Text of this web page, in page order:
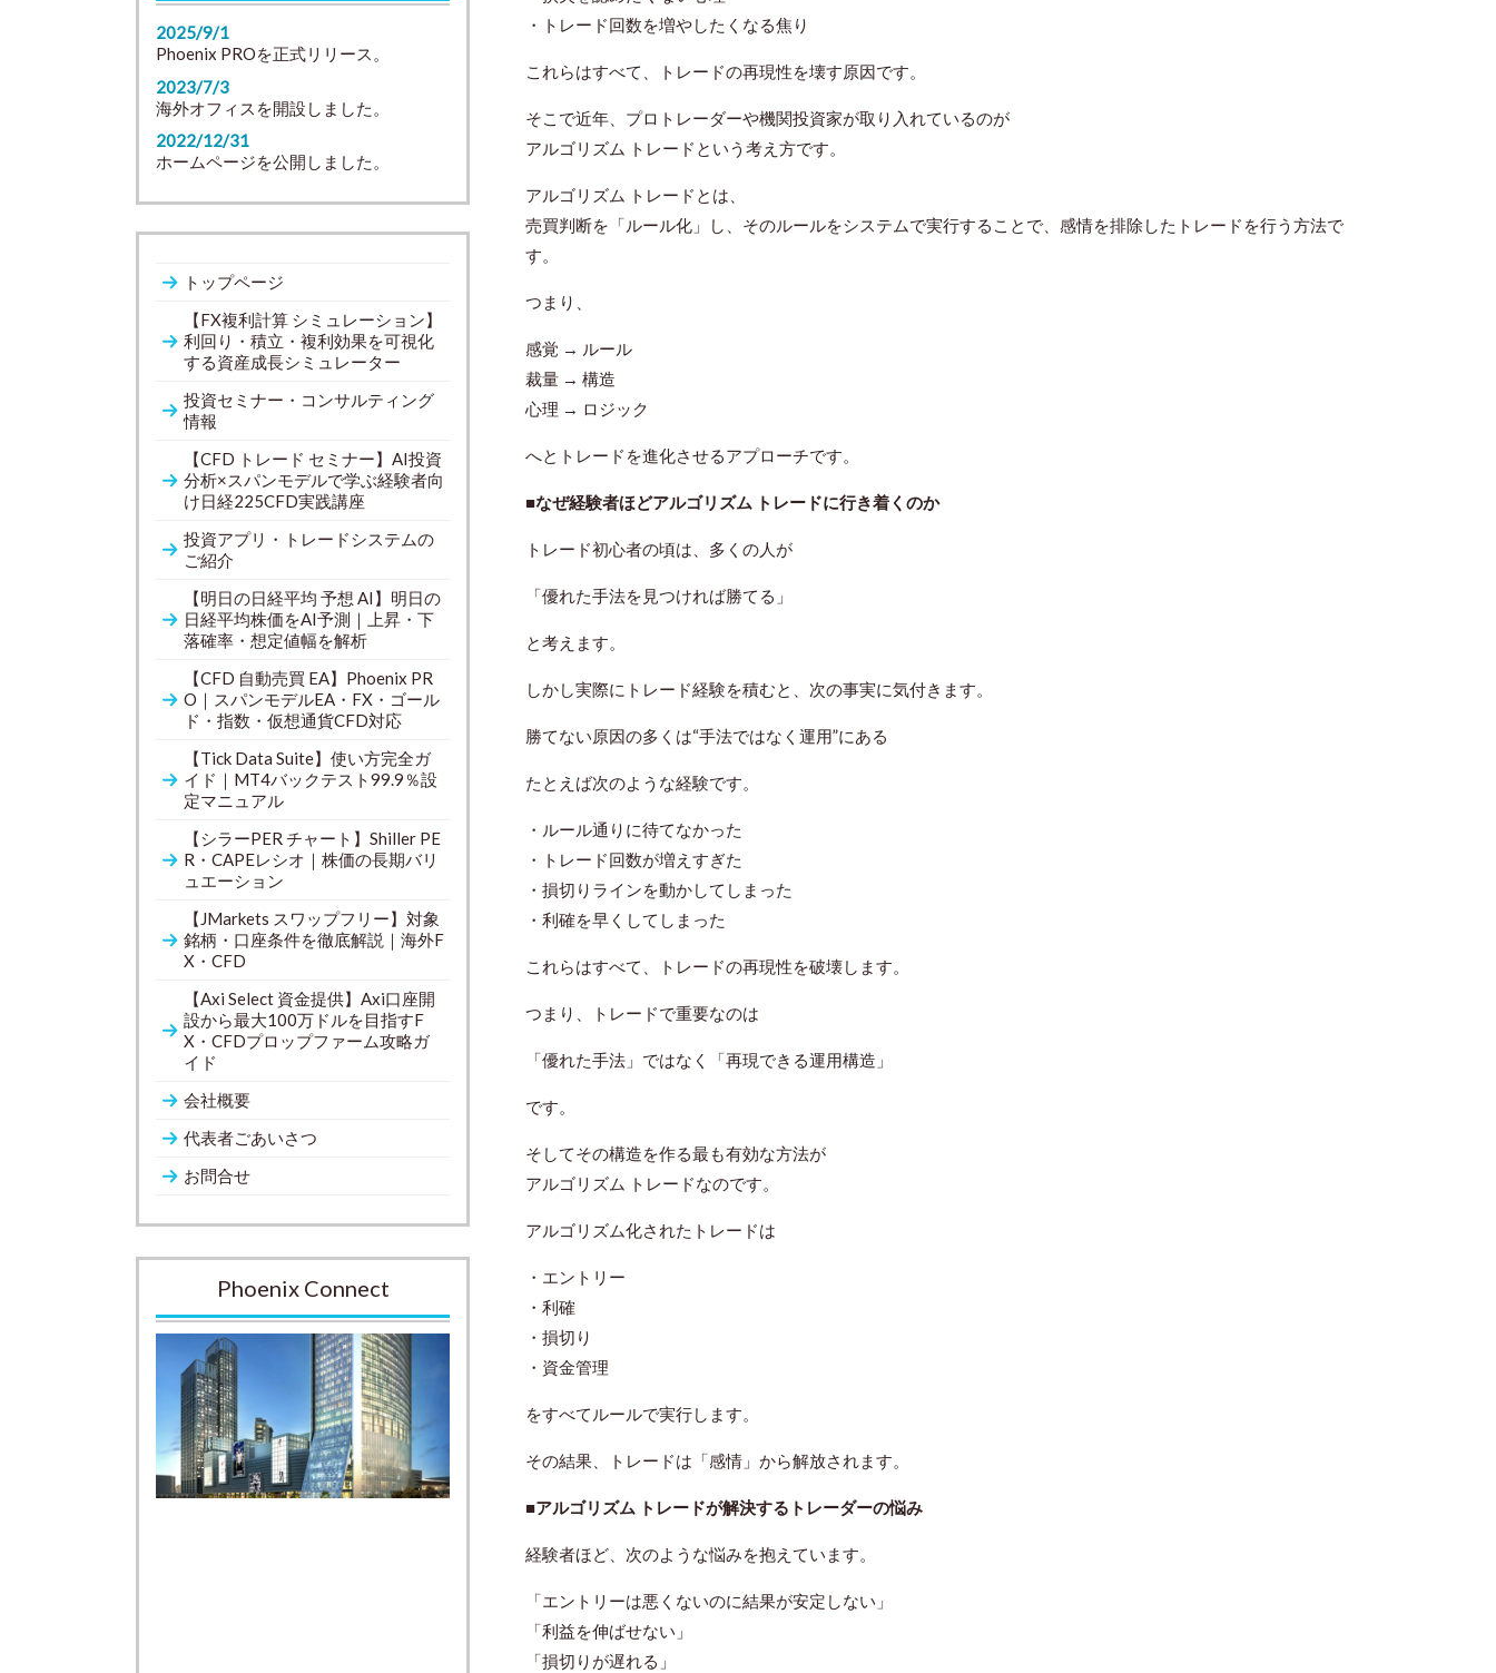
・トレード回数を増やしたくなる焦り
これらはすべて、トレードの再現性を壊す原因です。
そこで近年、プロトレーダーや機関投資家が取り入れているのが
アルゴリズム トレード という考え方です。
アルゴリズム トレードとは、
売買判断を「ルール化」し、そのルールをシステムで実行することで、感情を排除したトレードを行う方法で
す。
つまり、
感覚 → ルール
裁量 → 構造
心理 → ロジック
へとトレードを進化させるアプローチです。
■なぜ経験者ほどアルゴリズム トレードに行き着くのか
トレード初心者の頃は、多くの人が
「優れた手法を見つければ勝てる」
と考えます。
しかし実際にトレード経験を積むと、次の事実に気付きます。
勝てない原因の多くは“手法ではなく運用”にある
たとえば次のような経験です。
・ルール通りに待てなかった
・トレード回数が増えすぎた
・損切りラインを動かしてしまった
・利確を早くしてしまった
これらはすべて、トレードの再現性を破壊します。
つまり、トレードで重要なのは
「優れた手法」ではなく「再現できる運用構造」
です。
そしてその構造を作る最も有効な方法が
アルゴリズム トレードなのです。
アルゴリズム化されたトレードは
・エントリー
・利確
・損切り
・資金管理
をすべてルールで実行します。
その結果、トレードは「感情」から解放されます。
■アルゴリズム トレードが解決するトレーダーの悩み
経験者ほど、次のような悩みを抱えています。
「エントリーは悪くないのに結果が安定しない」
「利益を伸ばせない」
「損切りが遅れる」
2025/9/1
Phoenix PROを正式リリース。
2023/7/3
海外オフィスを開設しました。
2022/12/31
ホームページを公開しました。
トップページ
【FX複利計算 シミュレーション】
利回り・積立・複利効果を可視化
する資産成長シミュレーター
投資セミナー・コンサルティング
情報
【CFD トレード セミナー】AI投資
分析×スパンモデルで学ぶ経験者向
け日経225CFD実践講座
投資アプリ・トレードシステムの
ご紹介
【明日の日経平均 予想 AI】明日の
日経平均株価をAI予測｜上昇・下
落確率・想定値幅を解析
【CFD 自動売買 EA】Phoenix PR
O｜スパンモデルEA・FX・ゴール
ド・指数・仮想通貨CFD対応
【Tick Data Suite】使い方完全ガ
イド｜MT4バックテスト99.9％設
定マニュアル
【シラーPER チャート】Shiller PE
R・CAPEレシオ｜株価の長期バリ
ュエーション
【JMarkets スワップフリー】対象
銘柄・口座条件を徹底解説｜海外F
X・CFD
【Axi Select 資金提供】Axi口座開
設から最大100万ドルを目指すF
X・CFDプロップファーム攻略ガ
イド
会社概要
代表者ごあいさつ
お問合せ
Phoenix Connect